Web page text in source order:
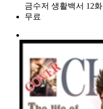
금수저 생활백서 12화
무료